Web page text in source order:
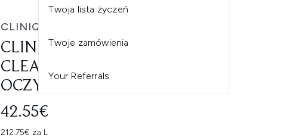
Twoja lista życzeń
Twoje zamówienia
Your Referrals
CLINIQUE
CLINIQUE TAKE THE DAY OFF
CLEANSING OIL OLEJEK
OCZYSZCZAJĄCY 200 ML
42.55€
212.75€ za L